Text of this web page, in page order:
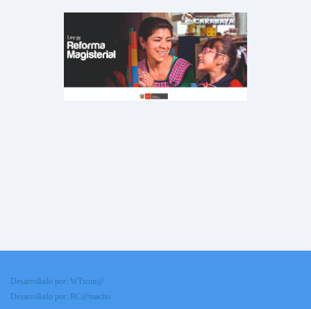
Desarrollado por: WTicon@.
Desarrollado por: RC@macho.